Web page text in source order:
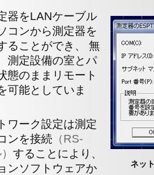
ネッ
器をLANケーブル
コンから測定器を
ることができ、 無
測定設備の室とパ
態のままリモート
可能としていま
ワーク設定は測定
ンを接続 （RS-
することにより、
ンソフトウェアか